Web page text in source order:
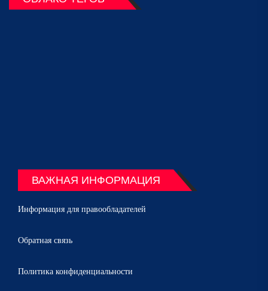
ВАЖНАЯ ИНФОРМАЦИЯ
Информация для правообладателей
Обратная связь
Политика конфиденциальности